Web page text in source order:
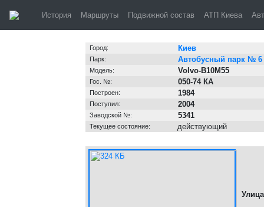
История Маршруты Подвижной состав АТП Киева
Киев,
Город:
Киев
Парк: Автобусный парк № 6
Модель: Volvo-B10M55
Гос. №: 050-74 КА
Построен: 1984
Поступил: 2004
Заводской №: 5341
Текущее состояние: действующий